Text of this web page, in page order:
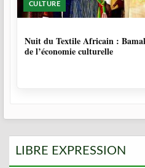
CULTURE
Nuit du Textile Africain :
de l’économie culturelle
LIBRE EXPRESSION